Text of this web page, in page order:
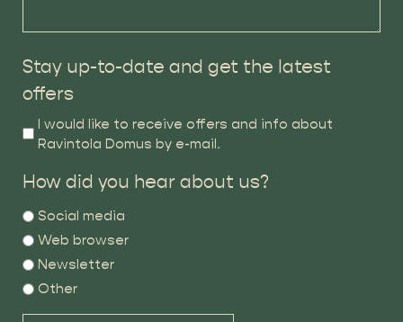
Stay up-to-date and get the latest
offers
I would like to receive offers and info about
Ravintola Domus by e-mail.
How did you hear about us?
Social media
Web browser
Newsletter
Other